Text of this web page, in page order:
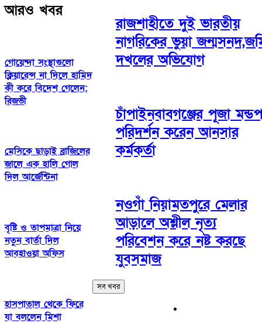
আরও খবর
গোয়েন্দা সংস্থাগুলো
ক্লিয়ারেন্স না দিলে হামিদ
কী করে বিদেশ গেলেন:
রিজভী
মেসিকে ছাড়াই ব্রাজিলের
জালে এক হালি গোল
দিল আর্জেন্টিনা
বৃষ্টি ও তাপমাত্রা নিয়ে
নতুন বার্তা দিল
আবহাওয়া অফিস
হাসপাতাল থেকে ফিরে
যা বললেন মিশা
রাজশাহীতে দুই ভারতীয়
নাগরিকের ভুয়া
দখলের অভিযোগ
চাঁপাইনবাবগঞ্জের পূজা মন্ডপ
পরিদর্শন করেন আনসার
কর্মকর্তা
নওগাঁ নিয়ামতপুরে মেলার
আড়ালে অশ্লীল নৃত্য
পরিবেশন করে নষ্ট করছে
যুবসমাজ
সব খবর